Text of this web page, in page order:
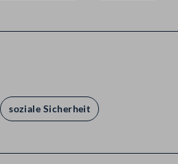
soziale Sicherheit